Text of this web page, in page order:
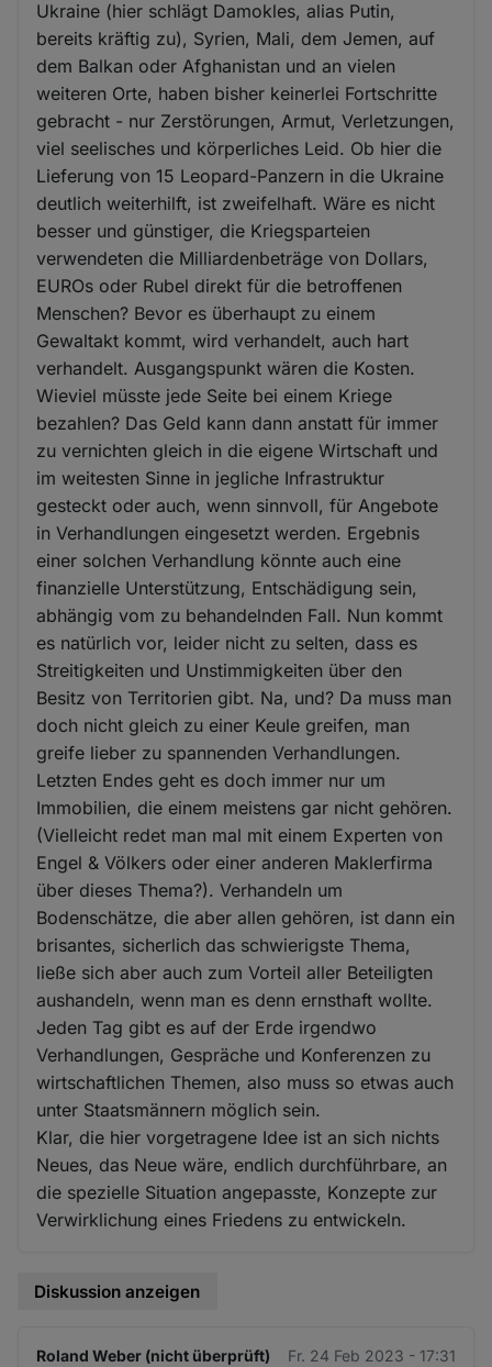
Ukraine (hier schlägt Damokles, alias Putin,
bereits kräftig zu), Syrien, Mali, dem Jemen, auf
dem Balkan oder Afghanistan und an vielen
weiteren Orte, haben bisher keinerlei Fortschritte
gebracht - nur Zerstörungen, Armut, Verletzungen,
viel seelisches und körperliches Leid. Ob hier die
Lieferung von 15 Leopard-Panzern in die Ukraine
deutlich weiterhilft, ist zweifelhaft. Wäre es nicht
besser und günstiger, die Kriegsparteien
verwendeten die Milliardenbeträge von Dollars,
EUROs oder Rubel direkt für die betroffenen
Menschen? Bevor es überhaupt zu einem
Gewaltakt kommt, wird verhandelt, auch hart
verhandelt. Ausgangspunkt wären die Kosten.
Wieviel müsste jede Seite bei einem Kriege
bezahlen? Das Geld kann dann anstatt für immer
zu vernichten gleich in die eigene Wirtschaft und
im weitesten Sinne in jegliche Infrastruktur
gesteckt oder auch, wenn sinnvoll, für Angebote
in Verhandlungen eingesetzt werden. Ergebnis
einer solchen Verhandlung könnte auch eine
finanzielle Unterstützung, Entschädigung sein,
abhängig vom zu behandelnden Fall. Nun kommt
es natürlich vor, leider nicht zu selten, dass es
Streitigkeiten und Unstimmigkeiten über den
Besitz von Territorien gibt. Na, und? Da muss man
doch nicht gleich zu einer Keule greifen, man
greife lieber zu spannenden Verhandlungen.
Letzten Endes geht es doch immer nur um
Immobilien, die einem meistens gar nicht gehören.
(Vielleicht redet man mal mit einem Experten von
Engel & Völkers oder einer anderen Maklerfirma
über dieses Thema?). Verhandeln um
Bodenschätze, die aber allen gehören, ist dann ein
brisantes, sicherlich das schwierigste Thema,
ließe sich aber auch zum Vorteil aller Beteiligten
aushandeln, wenn man es denn ernsthaft wollte.
Jeden Tag gibt es auf der Erde irgendwo
Verhandlungen, Gespräche und Konferenzen zu
wirtschaftlichen Themen, also muss so etwas auch
unter Staatsmännern möglich sein.
Klar, die hier vorgetragene Idee ist an sich nichts
Neues, das Neue wäre, endlich durchführbare, an
die spezielle Situation angepasste, Konzepte zur
Verwirklichung eines Friedens zu entwickeln.
Diskussion anzeigen
Roland Weber (nicht überprüft) Fr. 24 Feb 2023 - 17:31